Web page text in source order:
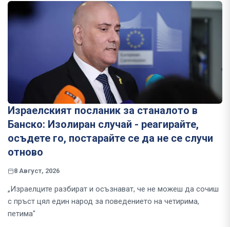
Израелският посланик за станалото в
Банско: Изолиран случай - реагирайте,
осъдете го, постарайте се да не се случи
отново
8 Август, 2026
„Израелците разбират и осъзнават, че не можеш да сочиш
с пръст цял един народ за поведението на четирима,
петима"